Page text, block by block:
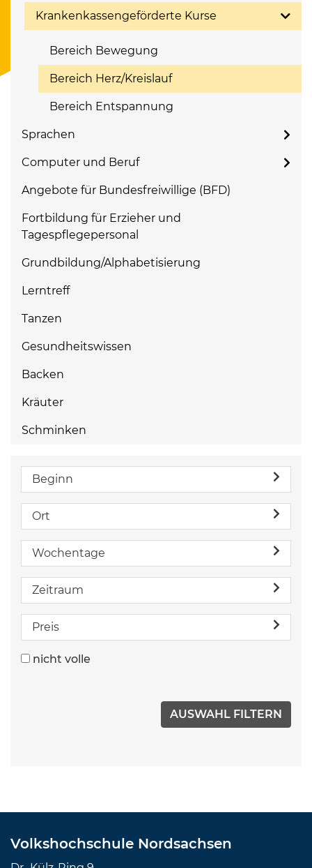
Krankenkassengeförderte Kurse
Bereich Bewegung
Bereich Herz/Kreislauf
Bereich Entspannung
Sprachen
Computer und Beruf
Angebote für Bundesfreiwillige (BFD)
Fortbildung für Erzieher und
Tagespflegepersonal
Grundbildung/Alphabetisierung
Lerntreff
Tanzen
Gesundheitswissen
Backen
Kräuter
Schminken
Beginn
Ort
Wochentage
Zeitraum
Preis
nicht volle
Volkshochschule Nordsachsen